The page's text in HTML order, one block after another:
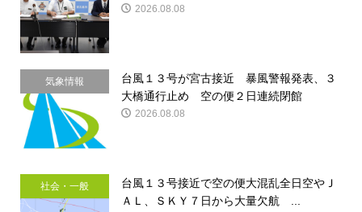
2026.08.08
気象情報
台風１３号が宮古接近 暴風警報発表、３
大橋通行止め 空の便２日連続閉館
2026.08.08
社会・一般
台風１３号接近で空の便大混乱全日空やＪ
ＡＬ、ＳＫＹ７日から大量欠航 ...